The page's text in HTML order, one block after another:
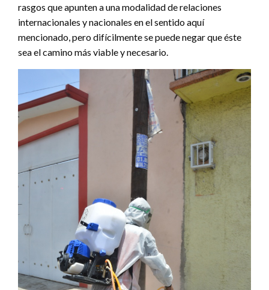
rasgos que apunten a una modalidad de relaciones
internacionales y nacionales en el sentido aquí
mencionado, pero difícilmente se puede negar que éste
sea el camino más viable y necesario.